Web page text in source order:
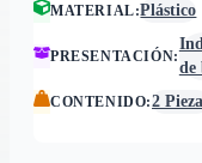
MATERIAL:Plástico
PRESENTACIÓN:
de
CONTENIDO:2